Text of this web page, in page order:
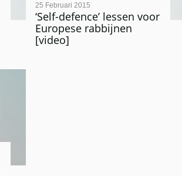
‘Self-defence’ lessen voor
Europese rabbijnen
[video]
25 Februari 2015